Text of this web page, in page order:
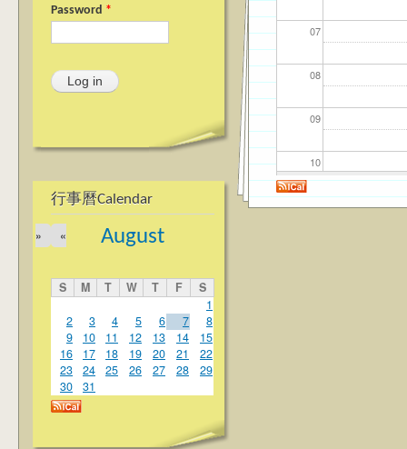
Password *
行事曆Calendar
August
«
»
S M T W T F
S
1
2
3 4 5 6 7
8
9
10 11 12 13 14
15
16
17 18 19 20 21
22
23
24 25 26 27 28
29
30
31
07
08
09
10
11